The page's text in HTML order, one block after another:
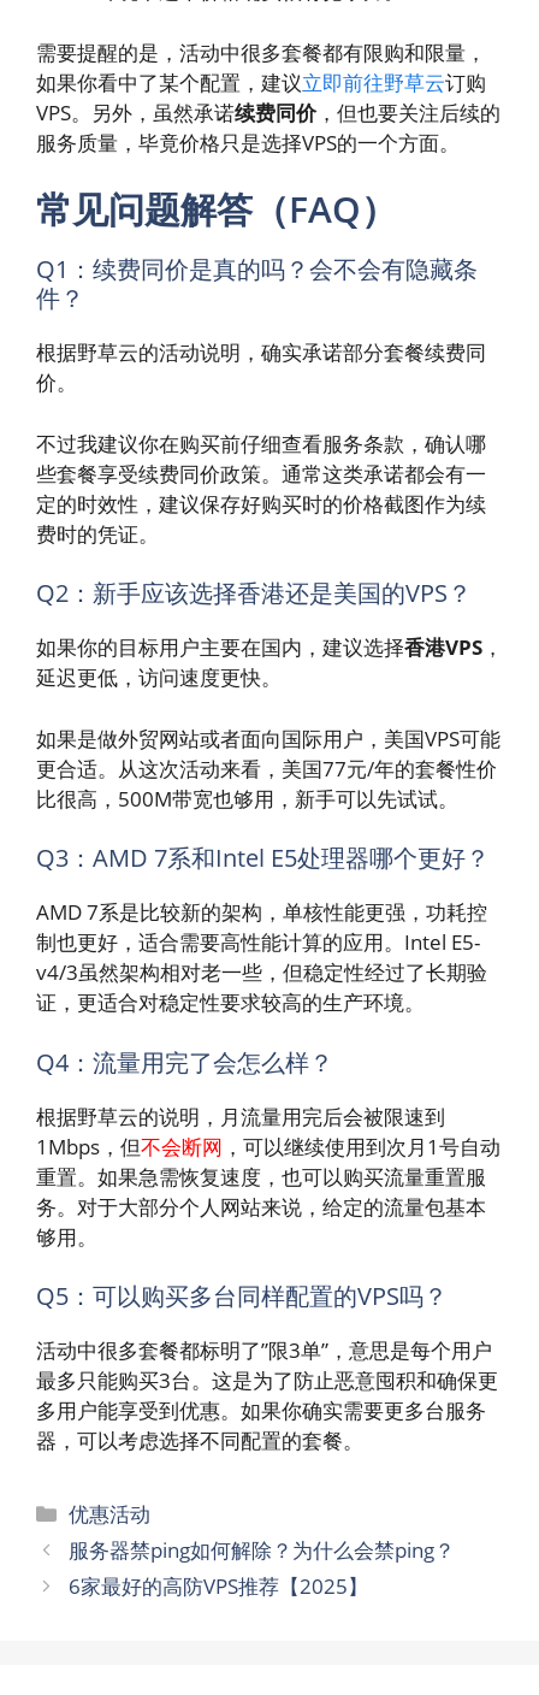
需要提醒的是，活动中很多套餐都有限购和限量，
如果你看中了某个配置，建议立即前往野草云订购
VPS。另外，虽然承诺续费同价，但也要关注后续的
服务质量，毕竟价格只是选择VPS的一个方面。
常见问题解答（FAQ）
Q1：续费同价是真的吗？会不会有隐藏条
件？
根据野草云的活动说明，确实承诺部分套餐续费同
价。
不过我建议你在购买前仔细查看服务条款，确认哪
些套餐享受续费同价政策。通常这类承诺都会有一
定的时效性，建议保存好购买时的价格截图作为续
费时的凭证。
Q2：新手应该选择香港还是美国的VPS？
如果你的目标用户主要在国内，建议选择香港VPS ，
延迟更低，访问速度更快。
如果是做外贸网站或者面向国际用户，美国VPS可能
更合适。从这次活动来看，美国77元/年的套餐性价
比很高，500M带宽也够用，新手可以先试试。
Q3：AMD 7系和Intel E5处理器哪个更好？
AMD 7系是比较新的架构，单核性能更强，功耗控
制也更好，适合需要高性能计算的应用。Intel E5-
v4/3虽然架构相对老一些，但稳定性经过了长期验
证，更适合对稳定性要求较高的生产环境。
Q4：流量用完了会怎么样？
根据野草云的说明，月流量用完后会被限速到
1Mbps，但不会断网 ，可以继续使用到次月1号自动
重置。如果急需恢复速度，也可以购买流量重置服
务。对于大部分个人网站来说，给定的流量包基本
够用。
Q5：可以购买多台同样配置的VPS吗？
活动中很多套餐都标明了”限3单”，意思是每个用户
最多只能购买3台。这是为了防止恶意囤积和确保更
多用户能享受到优惠。如果你确实需要更多台服务
器，可以考虑选择不同配置的套餐。
分
类
优惠活动
服务器禁ping如何解除？为什么会禁ping？
6家最好的高防VPS推荐【2025】